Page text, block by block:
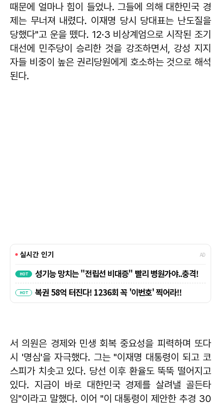
때문에 얼마나 힘이 들었나. 그들에 의해 대한민국 경
제는 무너져 내렸다. 이재명 당시 당대표는 난도질을
당했다"고 운을 뗐다. 12·3 비상계엄으로 시작된 조기
대선에 민주당이 승리한 것을 강조하면서, 강성 지지
자들 비중이 높은 권리당원에게 호소하는 것으로 해석
된다.
서 의원은 경제와 민생 회복 중요성을 피력하며 또다
시 '명심'을 자극했다. 그는 "이재명 대통령이 되고 코
스피가 치솟고 있다. 당선 이후 환율도 뚝뚝 떨어지고
있다. 지금이 바로 대한민국 경제를 살려낼 골든타
임"이라고 말했다. 이어 "이 대통령이 제안한 추경 30